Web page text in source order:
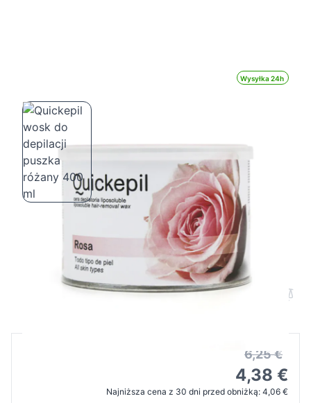
Wysyłka 24h
Quickepil wosk do depilacji puszka
różany 400 ml
6,25 €
4,38 €
Najniższa cena z 30 dni przed obniżką: 4,06 €